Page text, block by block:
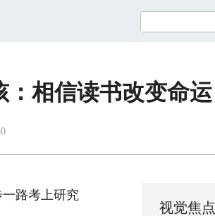
：相信读书改变命运
路考上研究
视觉焦点